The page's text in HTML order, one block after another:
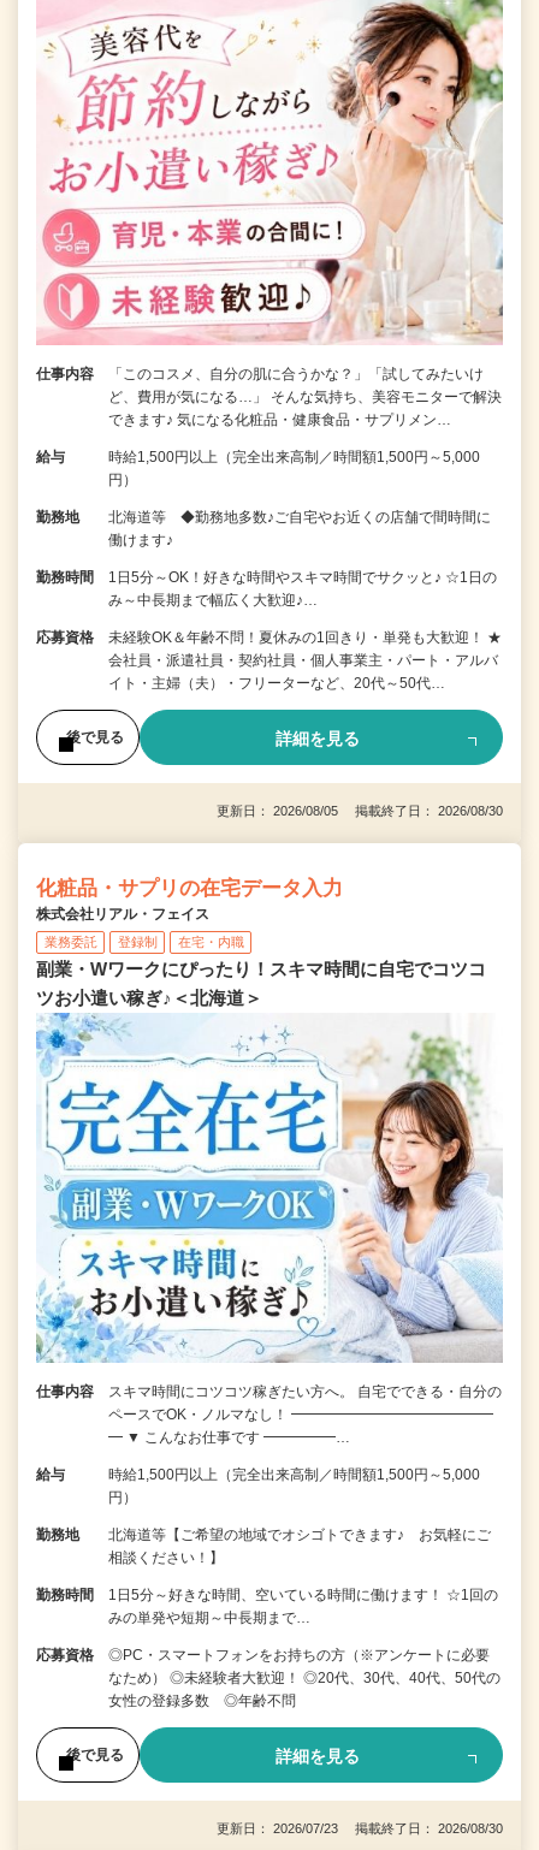
仕事内容
「このコスメ、自分の肌に合うかな？」「試してみたいけ
ど、費用が気になる…」 そんな気持ち、美容モニターで解決
できます♪ 気になる化粧品・健康食品・サプリメン…
給与
時給1,500円以上（完全出来高制／時間額1,500円～5,000
円）
勤務地
北海道等 ◆勤務地多数♪ご自宅やお近くの店舗で間時間に
働けます♪
勤務時間
1日5分～OK！好きな時間やスキマ時間でサクッと♪ ☆1日の
み～中長期まで幅広く大歓迎♪…
応募資格
未経験OK＆年齢不問！夏休みの1回きり・単発も大歓迎！ ★
会社員・派遣社員・契約社員・個人事業主・パート・アルバ
イト・主婦（夫）・フリーターなど、20代～50代…
後で見る 詳細を見る
更新日： 2026/08/05 掲載終了日： 2026/08/30
化粧品・サプリの在宅データ入力
株式会社リアル・フェイス
業務委託 登録制 在宅・内職
副業・Wワークにぴったり！スキマ時間に自宅でコツコ
ツお小遣い稼ぎ♪＜北海道＞
仕事内容
スキマ時間にコツコツ稼ぎたい方へ。 自宅でできる・自分の
ペースでOK・ノルマなし！ ━━━━━━━━━━━━━━
━ ▼ こんなお仕事です ━━━━━…
給与
時給1,500円以上（完全出来高制／時間額1,500円～5,000
円）
勤務地
北海道等【ご希望の地域でオシゴトできます♪ お気軽にご
相談ください！】
勤務時間
1日5分～好きな時間、空いている時間に働けます！ ☆1回の
みの単発や短期～中長期まで…
応募資格
◎PC・スマートフォンをお持ちの方（※アンケートに必要
なため） ◎未経験者大歓迎！ ◎20代、30代、40代、50代の
女性の登録多数 ◎年齢不問
後で見る 詳細を見る
更新日： 2026/07/23 掲載終了日： 2026/08/30